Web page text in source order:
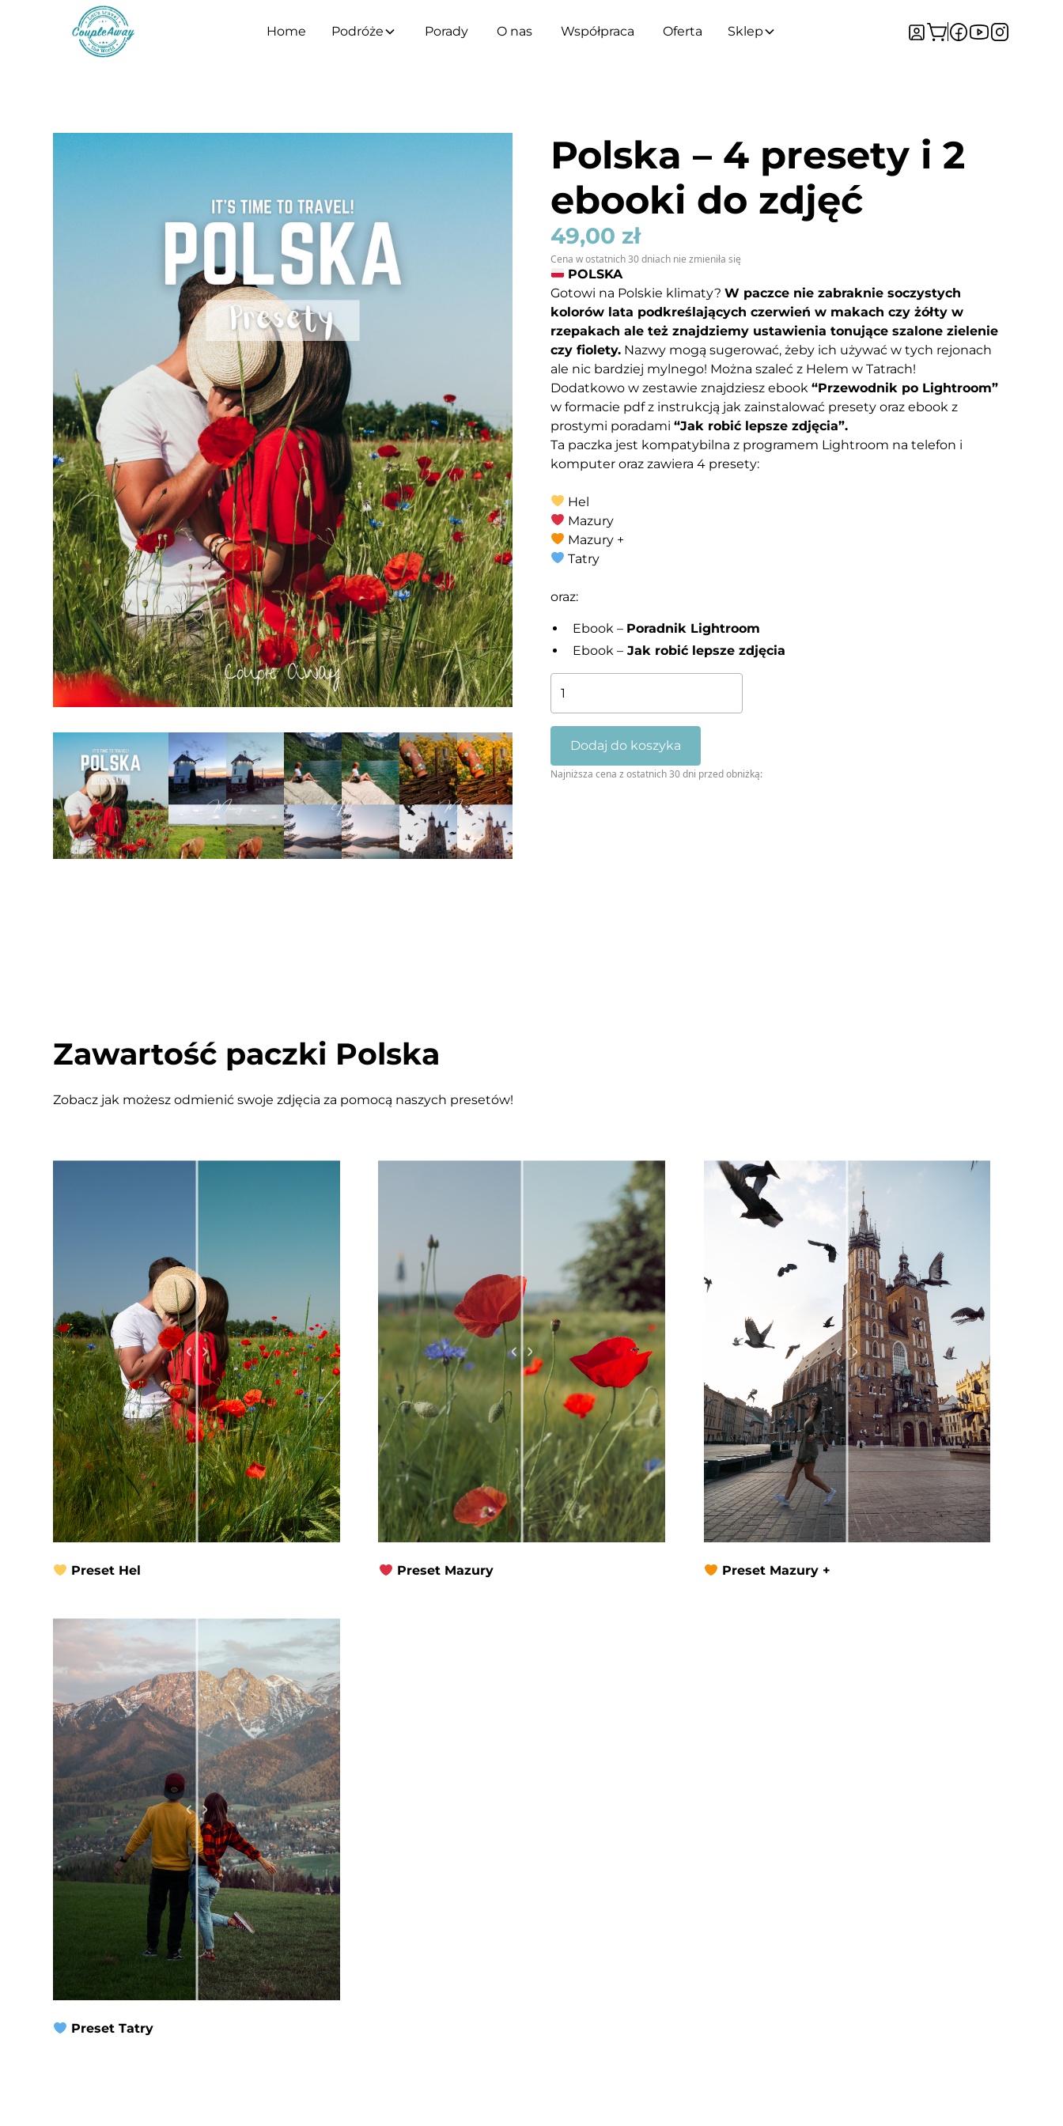
Home Podróże Porady O nas Współpraca Oferta Sklep
Polska – 4 presety i 2
ebooki do zdjęć
49,00 zł
Cena w ostatnich 30 dniach nie zmieniła się
POLSKA
Gotowi na Polskie klimaty?W paczce nie zabraknie soczystych
kolorów lata podkreślających czerwień w makach czy żółty w
rzepakach ale też znajdziemy ustawienia tonujące szalone zielenie
czy fiolety. Nazwy mogą sugerować, żeby ich używać w tych rejonach
ale nic bardziej mylnego! Można szaleć z Helem w Tatrach!
Dodatkowo w zestawie znajdziesz ebook“Przewodnik po Lightroom”
w formacie pdf z instrukcją jak zainstalować presety oraz ebook z
prostymi poradami“Jak robić lepsze zdjęcia”.
Ta paczka jest kompatybilna z programem Lightroom na telefon i
komputer oraz zawiera 4 presety:
Hel
Mazury
Mazury +
Tatry
oraz:
Ebook – Poradnik Lightroom
Ebook – Jak robić lepsze zdjęcia
Polska
i
Dodaj do koszyka
Najniższa cena z ostatnich 30 dni przed obniżką:
Zawartość paczki Polska
Zobacz jak możesz odmienić swoje zdjęcia za pomocą naszych presetów!
Preset Hel Preset Mazury Preset Mazury +
Preset Tatry